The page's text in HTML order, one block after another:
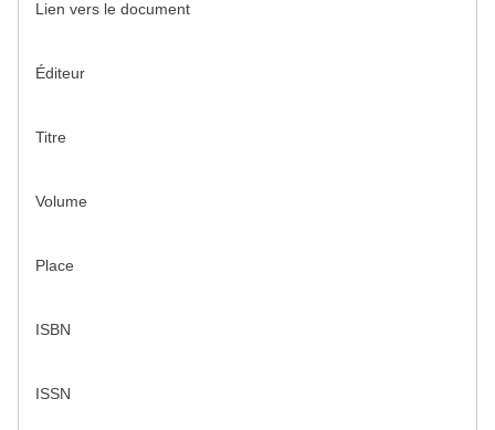
Lien vers le document
Éditeur
Titre
Volume
Place
ISBN
ISSN